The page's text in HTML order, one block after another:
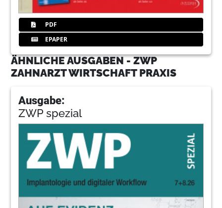
PDF
EPAPER
ÄHNLICHE AUSGABEN - ZWP
ZAHNARZT WIRTSCHAFT PRAXIS
Ausgabe:
ZWP spezial